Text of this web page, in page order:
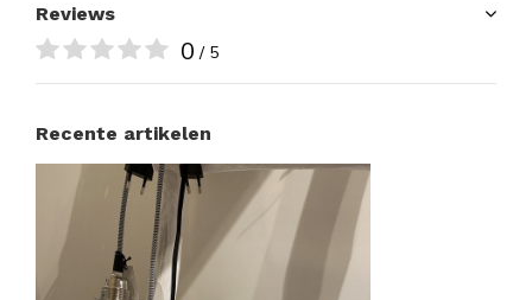
Reviews
0 / 5
Recente artikelen